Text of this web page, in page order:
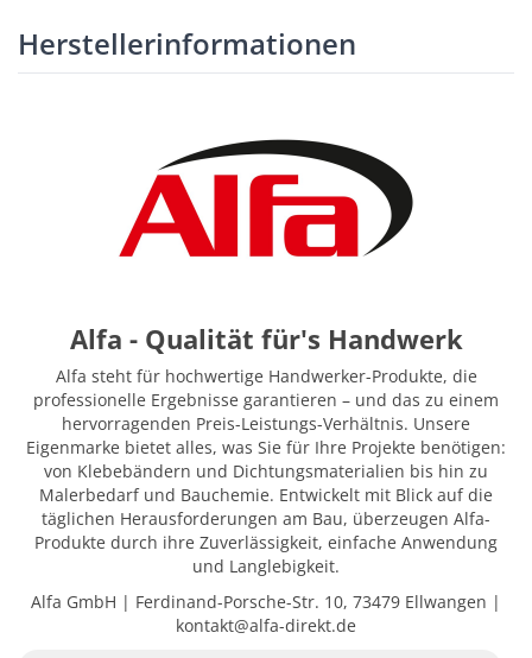
Herstellerinformationen
Alfa - Qualität für's Handwerk
Alfa steht für hochwertige Handwerker-Produkte, die
professionelle Ergebnisse garantieren – und das zu einem
hervorragenden Preis-Leistungs-Verhältnis. Unsere
Eigenmarke bietet alles, was Sie für Ihre Projekte benötigen:
von Klebebändern und Dichtungsmaterialien bis hin zu
Malerbedarf und Bauchemie. Entwickelt mit Blick auf die
täglichen Herausforderungen am Bau, überzeugen Alfa-
Produkte durch ihre Zuverlässigkeit, einfache Anwendung
und Langlebigkeit.
Alfa GmbH | Ferdinand-Porsche-Str. 10, 73479 Ellwangen |
kontakt@alfa-direkt.de